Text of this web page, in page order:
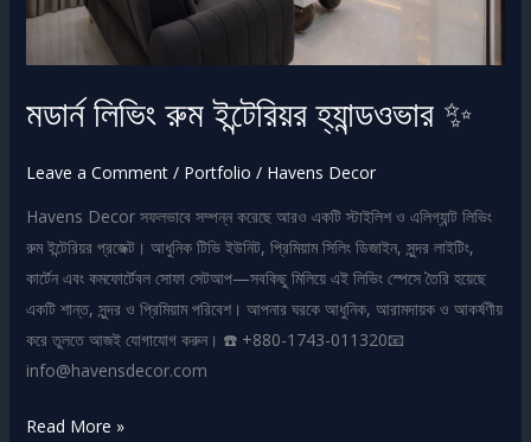
মডার্ন লিভিং রুম ইন্টেরিয়র হ্যান্ডওভার ✨
Leave a Comment / Portfolio / Havens Decor
Havens Decor সফলভাবে সম্পন্ন করেছে আরও একটি স্টাইলিশ ও এলিগ্যান্ট লিভিং
রুম ইন্টেরিয়র প্রজেক্ট। আধুনিক টিভি ইউনিট, প্রিমিয়াম সিলিং ডিজাইন, সুন্দর লাইটিং,
কার্টেন এবং কমফোর্টেবল সোফা সেটআপ—সবকিছু মিলিয়ে এই লিভিং স্পেসে তৈরি হয়েছে
একটি শান্ত, সুন্দর ও প্রিমিয়াম পরিবেশ। আপনার ঘরকে আধুনিক, আরামদায়ক ও আকর্ষণীয়
করে তুলতে আজই যোগাযোগ করুন। ☎️ +880-1743-011320📧
info@havensdecor.com
Read More »